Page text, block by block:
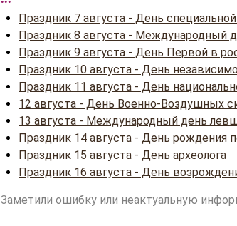
Праздник 7 августа - День
Праздник 8 августа - Международный
Праздник 9 августа - День Первой в
Праздник 10 августа - День
Праздник 11 августа - День
12 августа - День Военно-Воздушных
13 августа - Международный день
Праздник 14 августа - День рождения
Праздник 15 августа - День археолога
Праздник 16 августа - День
Заметили ошибку или неактуальную